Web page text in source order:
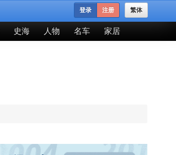
繁体
登录 注册
史海 人物 名车 家居